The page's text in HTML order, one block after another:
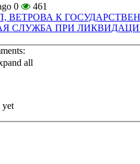
0
461
ВЕТРОВА К
СЛУЖБА ПРИ
all
yet